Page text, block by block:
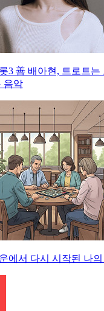
3 善 배아현, 트로트는
음악
에서 다시 시작된 나